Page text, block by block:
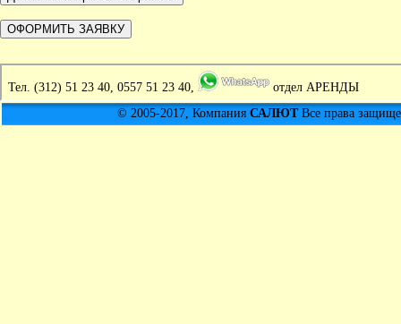
Тел. (312) 51 23 40, 0557 51 23 40,
отдел АРЕНДЫ
© 2005-2017, Компания САЛЮТВсе права